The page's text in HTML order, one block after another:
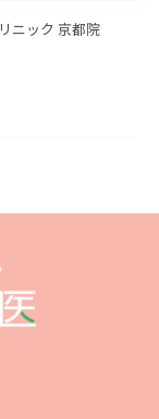
ニック 京都院